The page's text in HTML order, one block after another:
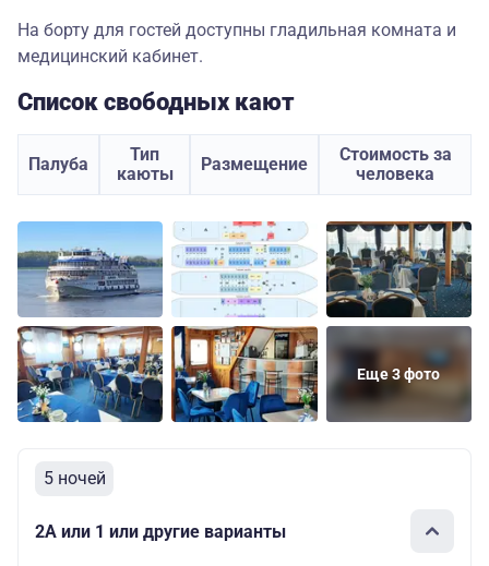
На борту для гостей доступны гладильная комната и
медицинский кабинет.
Список свободных кают
Палуба
Тип
каюты
Размещение
Стоимость за
человека
Еще 3 фото
5 ночей
2А или 1 или другие варианты